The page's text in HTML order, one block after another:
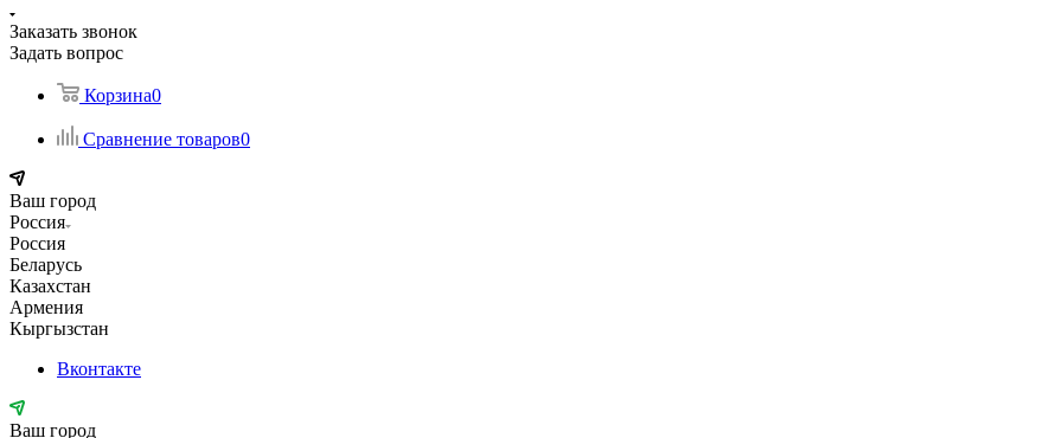
Заказать звонок
Задать вопрос
Корзина0
Сравнение товаров0
Ваш город
Россия
Россия
Беларусь
Казахстан
Армения
Кыргызстан
Вконтакте
Ваш город